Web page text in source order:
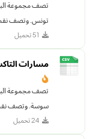
تصف مجموعة
تونس. وتصف
مسارات
تصف مجموعة
سوسة. وتصف